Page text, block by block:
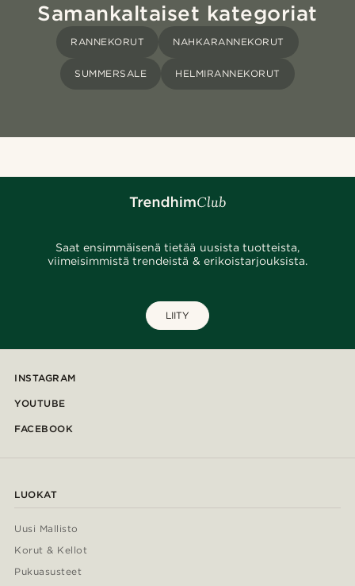
Samankaltaiset kategoriat
RANNEKORUT NAHKARANNEKORUT
SUMMERSALE HELMIRANNEKORUT
Saat ensimmäisenä tietää uusista tuotteista,
viimeisimmistä trendeistä & erikoistarjouksista.
LIITY
INSTAGRAM
YOUTUBE
FACEBOOK
LUOKAT
Uusi Mallisto
Korut & Kellot
Pukuasusteet